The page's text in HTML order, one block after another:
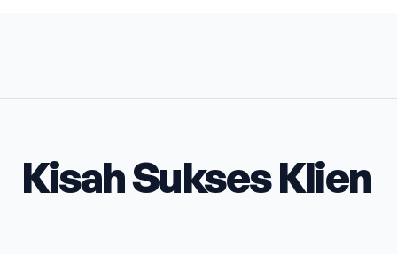
Kisah Sukses Klien